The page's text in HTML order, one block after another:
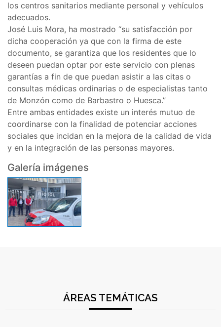
los centros sanitarios mediante personal y vehículos
adecuados.
José Luis Mora, ha mostrado “su satisfacción por
dicha cooperación ya que con la firma de este
documento, se garantiza que los residentes que lo
deseen puedan optar por este servicio con plenas
garantías a fin de que puedan asistir a las citas o
consultas médicas ordinarias o de especialistas tanto
de Monzón como de Barbastro o Huesca.”
Entre ambas entidades existe un interés mutuo de
coordinarse con la finalidad de potenciar acciones
sociales que incidan en la mejora de la calidad de vida
y en la integración de las personas mayores.
Galería imágenes
ÁREAS TEMÁTICAS